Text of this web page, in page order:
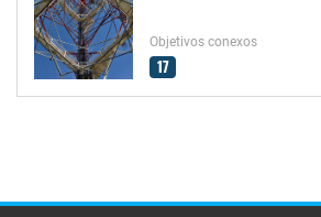
Objetivos conexos
17